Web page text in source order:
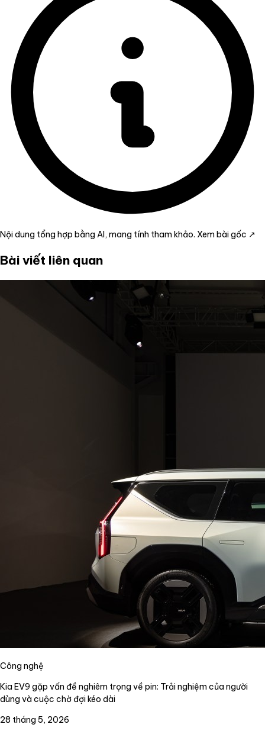
Nội dung tổng hợp bằng AI, mang tính tham khảo. Xem bài gốc ↗
Bài viết liên quan
Công nghệ
Kia EV9 gặp vấn đề nghiêm trọng về pin: Trải nghiệm của người
dùng và cuộc chờ đợi kéo dài
28 tháng 5, 2026